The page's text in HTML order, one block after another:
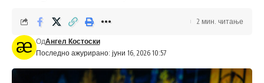
Последно ажурирано: јуни 16, 2026 10:57
ОдАнгел Костоски
2 мин. читање